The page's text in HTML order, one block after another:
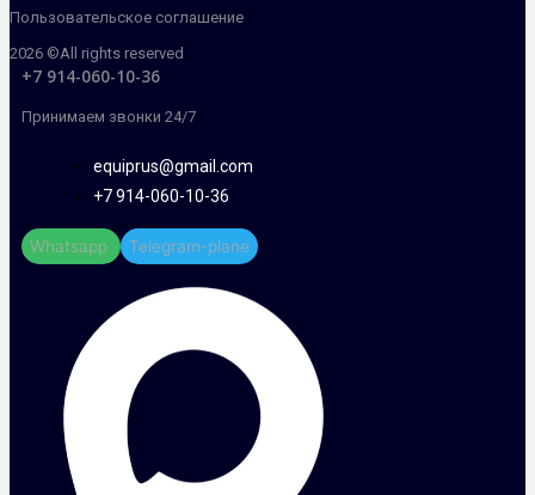
Пользовательское соглашение
2026 ©All rights reserved
+7 914-060-10-36
Принимаем звонки 24/7
equiprus@gmail.com
+7 914-060-10-36
Whatsapp Telegram-plane